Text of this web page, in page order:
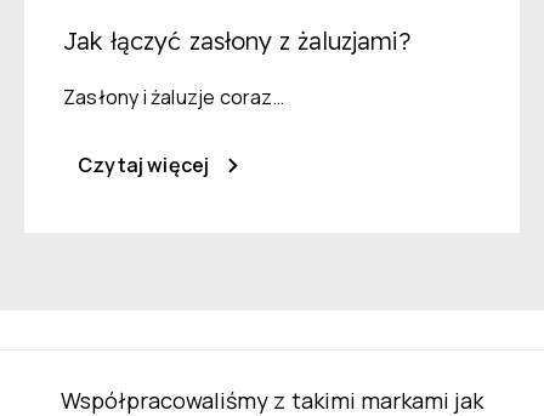
Jak łączyć zasłony z żaluzjami?
Zasłony i żaluzje coraz…
Czytaj więcej
Współpracowaliśmy z takimi markami jak